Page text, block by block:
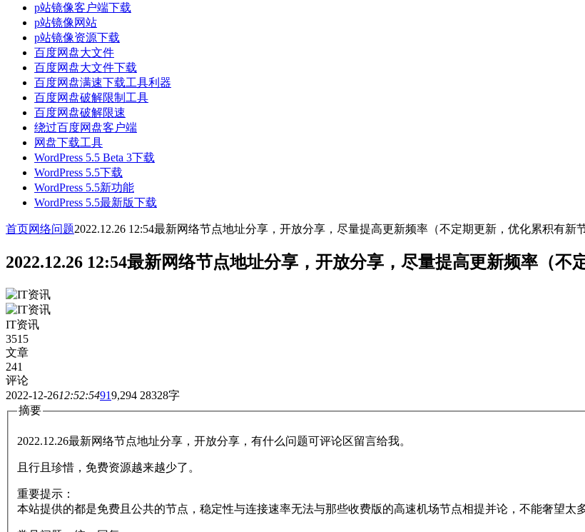
p站镜像客户端下载
p站镜像网站
p站镜像资源下载
百度网盘大文件
百度网盘大文件下载
百度网盘满速下载工具利器
百度网盘破解限制工具
百度网盘破解限速
绕过百度网盘客户端
网盘下载工具
WordPress 5.5 Beta 3下载
WordPress 5.5下载
WordPress 5.5新功能
WordPress 5.5最新版下载
首页网络问题2022.12.26 12:54最新网络节点地址分享，开放分享，尽量提高更新频率（不定期更新，优化累积有新
2022.12.26 12:54最新网络节点地址分享，开放分享，尽量提高更新频率（不
IT资讯
3515
文章
241
评论
2022-12-2612:52:54919,294 28328字
摘要
2022.12.26最新网络节点地址分享，开放分享，有什么问题可评论区留言给我。
且行且珍惜，免费资源越来越少了。
重要提示：
本站提供的都是免费且公共的节点，稳定性与连接速率无法与那些收费版的高速机场节点相提并论，不能奢望太多